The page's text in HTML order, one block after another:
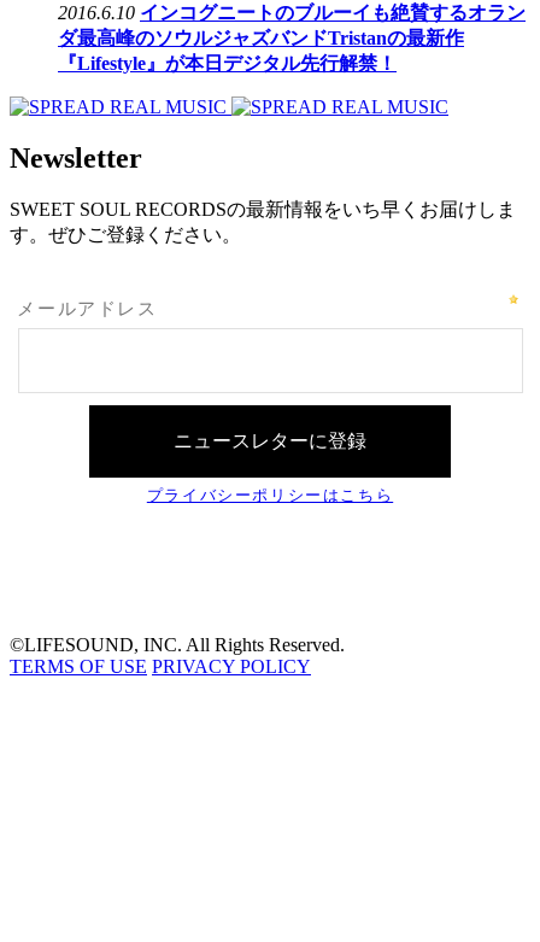
2016.6.10 インコグニートのブルーイも絶賛するオラン
ダ最高峰のソウルジャズバンドTristanの最新作
『Lifestyle』が本日デジタル先行解禁！
Newsletter
SWEET SOUL RECORDSの最新情報をいち早くお届けしま
す。ぜひご登録ください。
©LIFESOUND, INC. All Rights Reserved.
TERMS OF USE PRIVACY POLICY